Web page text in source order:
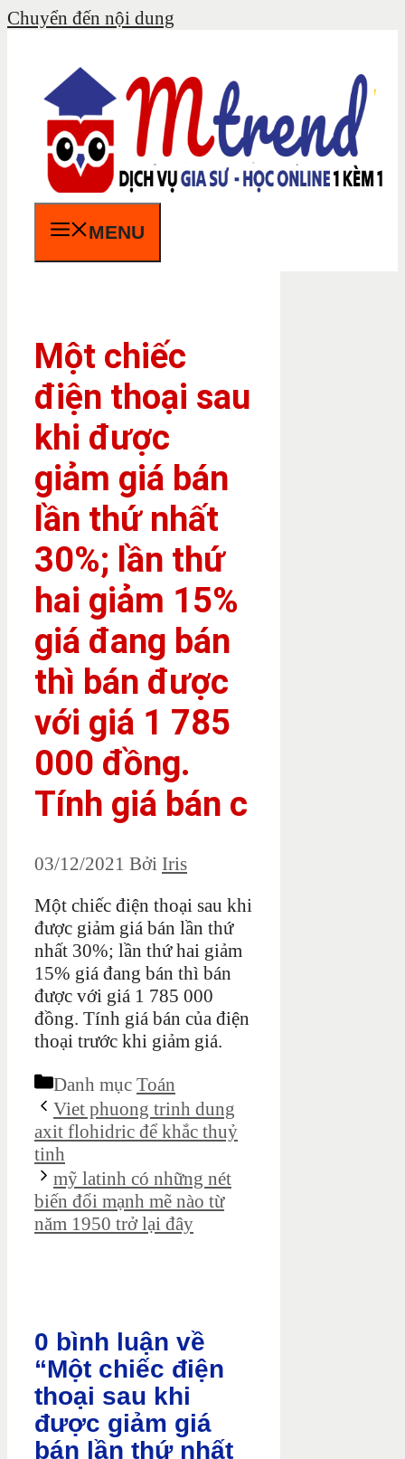
Chuyển đến nội dung
MENU
Một chiếc
điện thoại sau
khi được
giảm giá bán
lần thứ nhất
30%; lần thứ
hai giảm 15%
giá đang bán
thì bán được
với giá 1 785
000 đồng.
Tính giá bán c
03/12/2021 Bởi Iris
Một chiếc điện thoại sau khi
được giảm giá bán lần thứ
nhất 30%; lần thứ hai giảm
15% giá đang bán thì bán
được với giá 1 785 000
đồng. Tính giá bán của điện
thoại trước khi giảm giá.
Danh mục Toán
Viet phuong trinh dung
axit flohidric để khắc thuỷ
tinh
mỹ latinh có những nét
biến đổi mạnh mẽ nào từ
năm 1950 trở lại đây
0 bình luận về
“Một chiếc điện
thoại sau khi
được giảm giá
bán lần thứ nhất